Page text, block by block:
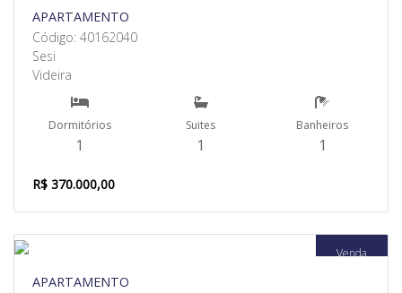
APARTAMENTO
Código: 40162040
Sesi
Videira
Dormitórios
1
Suites
1
Banheiros
1
R$ 370.000,00
Venda
APARTAMENTO